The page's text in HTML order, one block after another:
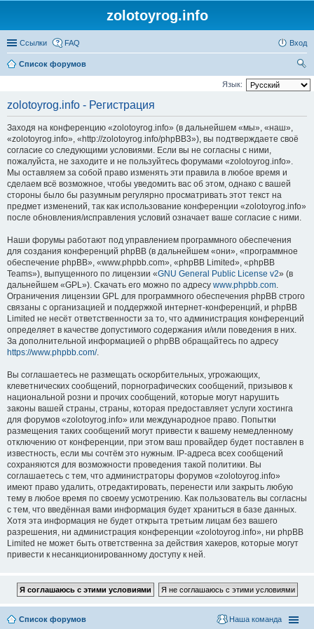
zolotoyrog.info
Ссылки FAQ Вход
Список форумов
ои
Язык:
zolotoyrog.info - Регистрация
Заходя на конференцию «zolotoyrog.info» (в дальнейшем «мы», «наш»,
«zolotoyrog.info», «http://zolotoyrog.info/phpBB3»), вы подтверждаете своё
согласие со следующими условиями. Если вы не согласны с ними,
пожалуйста, не заходите и не пользуйтесь форумами «zolotoyrog.info».
Мы оставляем за собой право изменять эти правила в любое время и
сделаем всё возможное, чтобы уведомить вас об этом, однако с вашей
стороны было бы разумным регулярно просматривать этот текст на
предмет изменений, так как использование конференции «zolotoyrog.info»
после обновления/исправления условий означает ваше согласие с ними.
Наши форумы работают под управлением программного обеспечения
для создания конференций phpBB (в дальнейшем «они», «программное
обеспечение phpBB», «www.phpbb.com», «phpBB Limited», «phpBB
Teams»), выпущенного по лицензии «GNU General Public License v2» (в
дальнейшем «GPL»). Скачать его можно по адресу www.phpbb.com.
Ограничения лицензии GPL для программного обеспечения phpBB строго
связаны с организацией и поддержкой интернет-конференций, и phpBB
Limited не несёт ответственности за то, что администрация конференций
определяет в качестве допустимого содержания и/или поведения в них.
За дополнительной информацией о phpBB обращайтесь по адресу
https://www.phpbb.com/.
Вы соглашаетесь не размещать оскорбительных, угрожающих,
клеветнических сообщений, порнографических сообщений, призывов к
национальной розни и прочих сообщений, которые могут нарушить
законы вашей страны, страны, которая предоставляет услуги хостинга
для форумов «zolotoyrog.info» или международное право. Попытки
размещения таких сообщений могут привести к вашему немедленному
отключению от конференции, при этом ваш провайдер будет поставлен в
известность, если мы сочтём это нужным. IP-адреса всех сообщений
сохраняются для возможности проведения такой политики. Вы
соглашаетесь с тем, что администраторы форумов «zolotoyrog.info»
имеют право удалить, отредактировать, перенести или закрыть любую
тему в любое время по своему усмотрению. Как пользователь вы согласны
с тем, что введённая вами информация будет храниться в базе данных.
Хотя эта информация не будет открыта третьим лицам без вашего
разрешения, ни администрация конференции «zolotoyrog.info», ни phpBB
Limited не может быть ответственна за действия хакеров, которые могут
привести к несанкционированному доступу к ней.
Список форумов Наша команда